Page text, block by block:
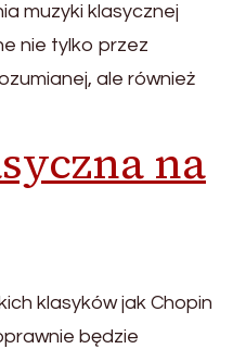
muzyki klasycznej
nie tylko przez
ale również
na
klasyków jak Chopin
będzie